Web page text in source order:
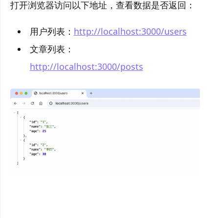
打开浏览器访问以下地址，查看数据是否返回：
用户列表： http://localhost:3000/users
文章列表：
http://localhost:3000/posts